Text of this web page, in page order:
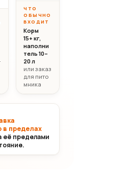
ЧТО
ОБЫЧНО
ВХОДИТ
Корм
15+ кг,
наполни
тель 10–
20 л
или заказ
для пито
мника
в пределах
её пределами